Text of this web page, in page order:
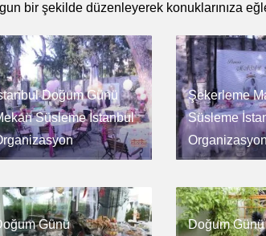
bir şekilde düzenleyerek konuklarınıza
Doğum Günü
Süsleme İstanbul
Şekerleme
Süsleme
Günü
Doğum Günü